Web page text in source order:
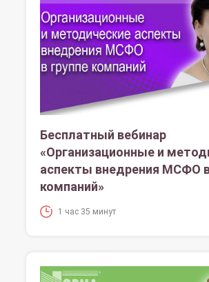
Бесплатный вебинар
«Организационные и
аспекты внедрения МСФО в
компаний»
1 час 35 минут